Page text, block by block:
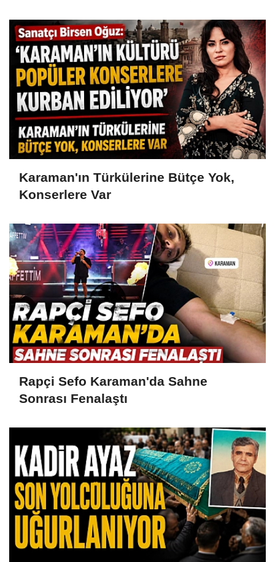
Karaman'ın Türkülerine Bütçe Yok,
Konserlere Var
Rapçi Sefo Karaman'da Sahne
Sonrası Fenalaştı